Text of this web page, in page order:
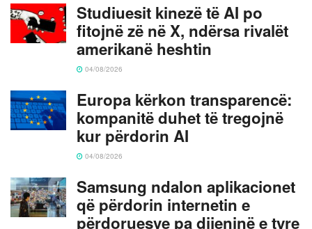
Studiuesit kinezë të AI po
fitojnë zë në X, ndërsa rivalët
amerikanë heshtin
04/08/2026
Europa kërkon transparencë:
kompanitë duhet të tregojnë
kur përdorin AI
04/08/2026
Samsung ndalon aplikacionet
që përdorin internetin e
përdoruesve pa dijeninë e tyre